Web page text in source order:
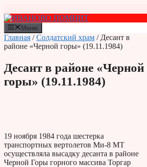
к
содержимому
Меню
Главная /Солдатский храм / Десант в
районе «Черной горы» (19.11.1984)
Десант в районе «Черной
горы» (19.11.1984)
19 ноября 1984 года шестерка
транспортных вертолетов Ми-8 МТ
осуществляла высадку десанта в районе
Черной Горы горного массива Торгар